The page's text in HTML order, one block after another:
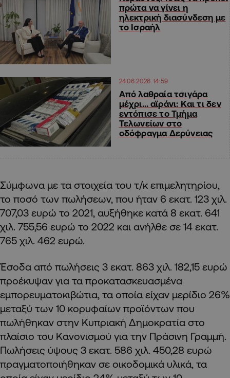
πρώτα να γίνει η
ηλεκτρική διασύνδεση με
το Ισραήλ
24.06.2026 14:59
Από λαθραία τσιγάρα
μέχρι… αϊράνι: Και τι δεν
εντόπισε το Τμήμα
Τελωνείων στο
οδόφραγμα Δερύνειας
Σύμφωνα με τα στοιχεία του τ/κ επιμελητηρίου,
το ποσό των πωλήσεων, που ήταν 6 εκατ. 123 χιλ.
707,03 ευρώ το 2021, αυξήθηκε κατά 8 εκατ. 641
χιλ. 755,56 ευρώ το 2022 και ανήλθε σε 14 εκατ.
765 χιλ. 462 ευρώ.
Έσοδα από πωλήσεις 3 εκατ. 863 χιλ. 182,15 ευρώ
προέκυψαν για τα προκατασκευασμένα
εμπορευματοκιβώτια, τα οποία είχαν μερίδιο 26%
μεταξύ των 10 κορυφαίων προϊόντων που
πωλήθηκαν στην Κυπριακή Δημοκρατία στο
πλαίσιο του Κανονισμού για την Πράσινη Γραμμή.
Πωλήσεις ύψους 3 εκατ. 586 χιλ. 450,28 ευρώ
πραγματοποιήθηκαν σε οικοδομικά υλικά, τα